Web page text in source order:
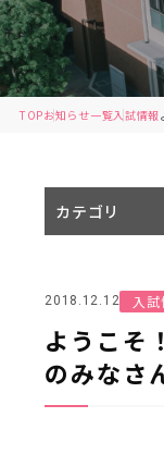
TOPお知らせ一覧入試情報
2018.12.12 入試
ようこそ
のみなさ
カテゴリ